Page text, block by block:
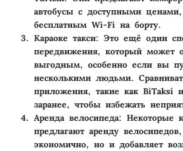
автобусы с доступными
бесплатным Wi-Fi на борту.
Караоке такси: Это ещё один
передвижения, который может
выгодным, особенно если вы
несколькими людьми.
приложения, такие как BiTaksi
заранее, чтобы избежать
Аренда велосипеда: Некоторые
предлагают аренду
экономично, но и добавляет